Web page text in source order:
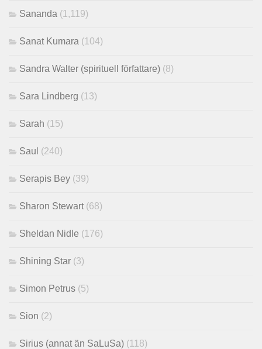
Sananda (1,119)
Sanat Kumara (104)
Sandra Walter (spirituell författare) (8)
Sara Lindberg (13)
Sarah (15)
Saul (240)
Serapis Bey (39)
Sharon Stewart (68)
Sheldan Nidle (176)
Shining Star (3)
Simon Petrus (5)
Sion (2)
Sirius (annat än SaLuSa) (118)